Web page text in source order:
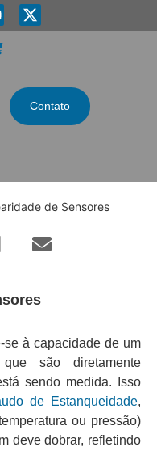
Contato
de Sensores
se à capacidade de um
são diretamente
sendo medida. Isso
de Estanqueidade,
ou pressão)
deve dobrar, refletindo